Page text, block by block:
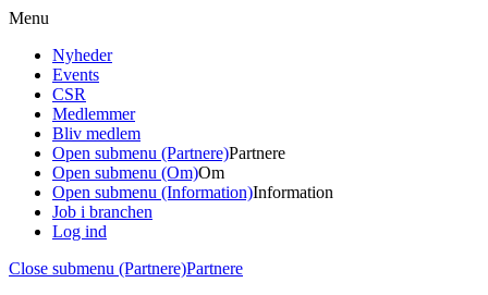
Menu
Nyheder
Events
CSR
Medlemmer
Bliv medlem
Open submenu (Partnere)Partnere
Open submenu (Om)Om
Open submenu (Information)Information
Job i branchen
Log ind
Close submenu (Partnere)Partnere